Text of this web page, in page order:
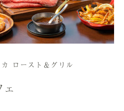
カ ロースト＆グリル